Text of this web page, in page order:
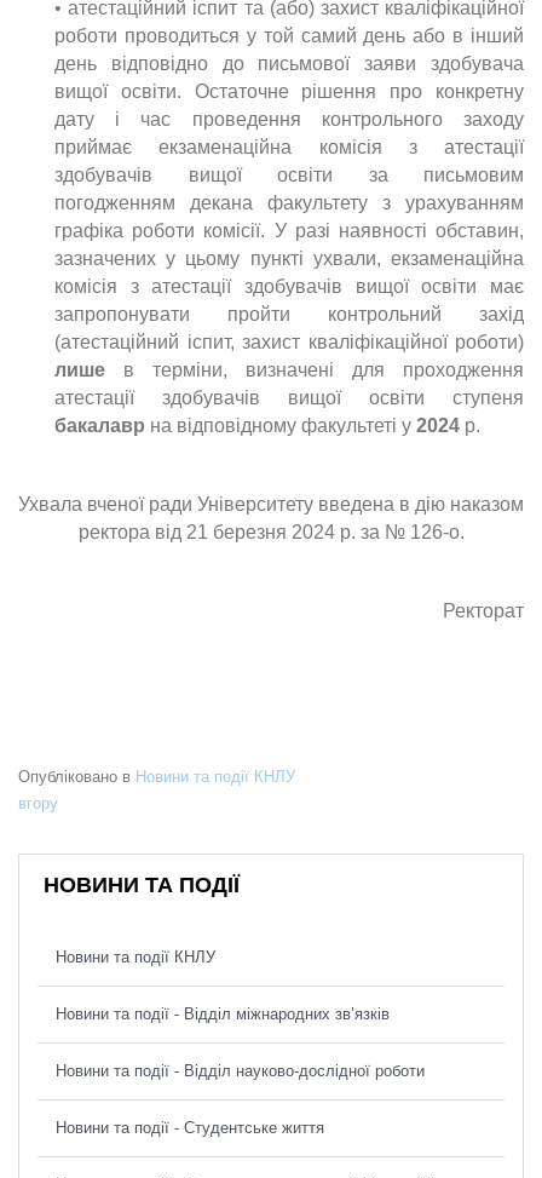
• атестаційний іспит та (або) захист кваліфікаційної
роботи проводиться у той самий день або в інший
день відповідно до письмової заяви здобувача
вищої освіти. Остаточне рішення про конкретну
дату і час проведення контрольного заходу
приймає екзаменаційна комісія з атестації
здобувачів вищої освіти за письмовим
погодженням декана факультету з урахуванням
графіка роботи комісії. У разі наявності обставин,
зазначених у цьому пункті ухвали, екзаменаційна
комісія з атестації здобувачів вищої освіти має
запропонувати пройти контрольний захід
(атестаційний іспит, захист кваліфікаційної роботи)
лише в терміни, визначені для проходження
атестації здобувачів вищої освіти ступеня
бакалавр на відповідному факультеті у 2024 р.
Ухвала вченої ради Університету введена в дію наказом
ректора від 21 березня 2024 р. за № 126-о.
Ректорат
Опубліковано в Новини та події КНЛУ
вгору
НОВИНИ ТА ПОДІЇ
Новини та події КНЛУ
Новини та події - Відділ міжнародних зв’язків
Новини та події - Відділ науково-дослідної роботи
Новини та події - Студентське життя